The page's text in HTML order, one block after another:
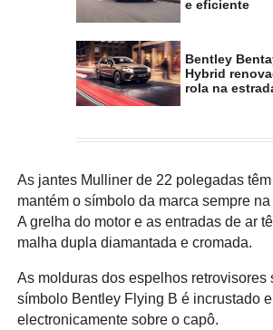
e eficiente
Bentley
Hybrid
rola na
As jantes Mulliner de 22 polegadas
mantém o símbolo da marca sempre
A grelha do motor e as entradas de ar
malha dupla diamantada e cromada.
As molduras dos espelhos retrovisores
símbolo Bentley Flying B é incrustado
electronicamente sobre o capô.